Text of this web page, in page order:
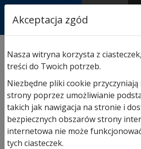
AUTORYZOWANY
PARTNER & SERWIS
garażowych/ Hormann SupraMatic
serwisowa seria III Bi Secure
Akceptacja zgód
Nasza witryna korzysta z
treści do Twoich potrzeb.
Niezbędne pliki cookie przyczyniają
strony poprzez umożliwianie
takich jak nawigacja na stronie i
bezpiecznych obszarów strony
internetowa nie może
tych ciasteczek.